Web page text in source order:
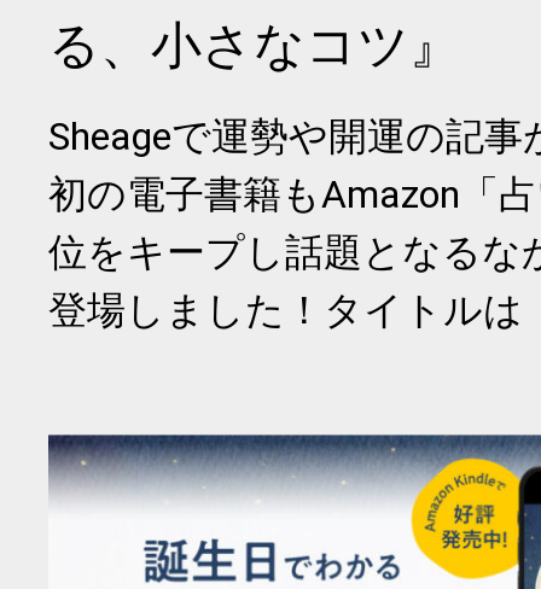
る、小さなコツ』
Sheageで運勢や開運の記
初の電子書籍もAmazon「
位をキープし話題となるな
登場しました！タイトルは